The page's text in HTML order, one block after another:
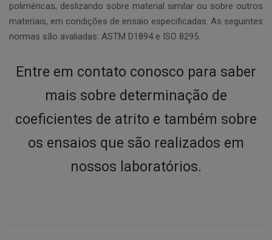
poliméricas, deslizando sobre material similar ou sobre outros
materiais, em condições de ensaio especificadas. As seguintes
normas são avaliadas: ASTM D1894 e ISO 8295.
Entre em contato conosco para saber
mais sobre determinação de
coeficientes de atrito e também sobre
os ensaios que são realizados em
nossos laboratórios.